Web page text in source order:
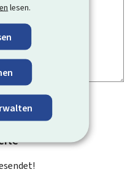
lesen.
Datenschutz